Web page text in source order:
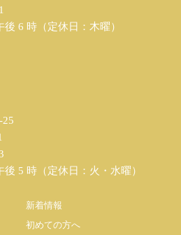
6 時（定休日：木曜）
後 5 時（定休日：火・水曜）
新着情報
初めての方へ